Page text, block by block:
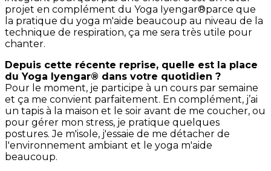
projet en complément du Yoga Iyengar®parce que
la pratique du yoga m'aide beaucoup au niveau de la
technique de respiration, ça me sera très utile pour
chanter.
Depuis cette récente reprise, quelle est la place
du Yoga Iyengar® dans votre quotidien ?
Pour le moment, je participe à un cours par semaine
et ça me convient parfaitement. En complément, j’ai
un tapis à la maison et le soir avant de me coucher, ou
pour gérer mon stress, je pratique quelques
postures. Je m'isole, j'essaie de me détacher de
l'environnement ambiant et le yoga m'aide
beaucoup.